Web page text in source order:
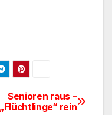
Senioren raus –
„Flüchtlinge“ rein